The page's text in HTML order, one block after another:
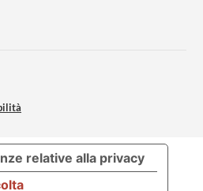
relative alla privacy